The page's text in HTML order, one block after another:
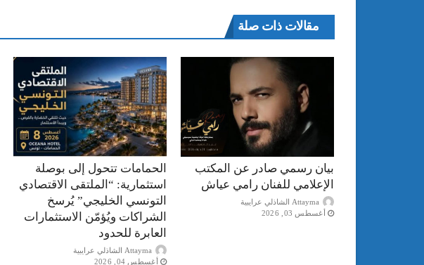
مقالات ذات صلة
الحمامات تتحول إلى بوصلة
استثمارية: “الملتقى الاقتصادي
التونسي الخليجي” يُرسخ
الشراكات ويُؤمّن الاستثمارات
العابرة للحدود
Attayma الشاذلي عرايبية
أغسطس 04, 2026
بيان رسمي صادر عن المكتب
الإعلامي للفنان رامي عياش
Attayma الشاذلي عرايبية
أغسطس 03, 2026